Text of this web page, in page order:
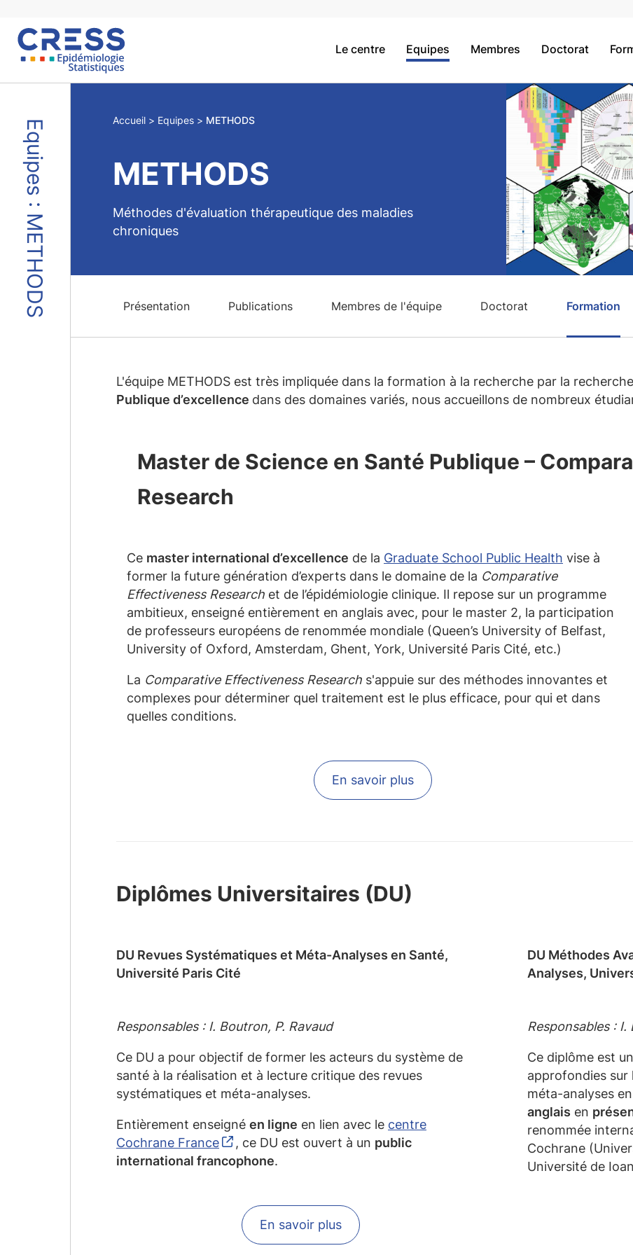
Le centre Equipes Membres Doctorat
Equipes : METHODS Accueil Equipes METHODS
METHODS
Méthodes d'évaluation thérapeutique des maladies
chroniques
Présentation Publications Membres de l'équipe Doctorat Formation
L'équipe METHODS est très impliquée dans la formation à la recherche par la
Publique d’excellence dans des domaines variés, nous accueillons de nombreux
Master de Science en Santé Publique –
Research
Ce master international d’excellence de la Graduate School Public Health vise à
former la future génération d’experts dans le domaine de la Comparative
Effectiveness Research et de l’épidémiologie clinique. Il repose sur un programme
ambitieux, enseigné entièrement en anglais avec, pour le master 2, la participation
de professeurs européens de renommée mondiale (Queen’s University of Belfast,
University of Oxford, Amsterdam, Ghent, York, Université Paris Cité, etc.)
La Comparative Effectiveness Research s'appuie sur des méthodes innovantes et
complexes pour déterminer quel traitement est le plus efficace, pour qui et dans
quelles conditions.
En savoir plus
Diplômes Universitaires (DU)
DU Revues Systématiques et Méta-Analyses en Santé,
Université Paris Cité
Responsables : I. Boutron, P. Ravaud
Ce DU a pour objectif de former les acteurs du système de
santé à la réalisation et à lecture critique des revues
systématiques et méta-analyses.
Entièrement enseigné en ligne en lien avec le centre
Cochrane France
, ce DU est ouvert à un public
international francophone.
En savoir plus
DU Méthodes
Analyses,
Responsables : I.
Ce diplôme est
approfondies sur
méta-analyses
anglais en
renommée
Cochrane
Université de